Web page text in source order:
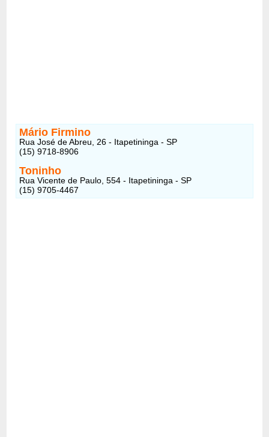
Mário Firmino
Rua José de Abreu, 26 - Itapetininga - SP
(15) 9718-8906
Toninho
Rua Vicente de Paulo, 554 - Itapetininga - SP
(15) 9705-4467